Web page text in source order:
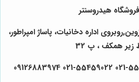
فروشگاه هیدروسنتر
اداره دخانیات، پاساژ امپراطور،
زیر همکف ، پ 32